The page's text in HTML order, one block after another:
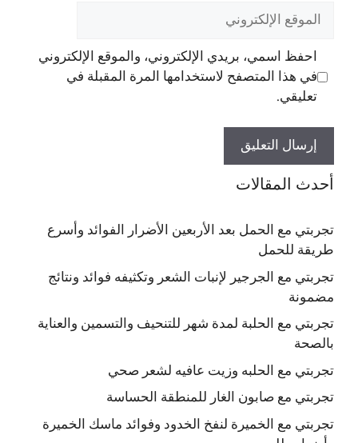
الموقع
الإلكتروني
احفظ اسمي، بريدي الإلكتروني، والموقع الإلكتروني
في هذا المتصفح لاستخدامها المرة المقبلة في
تعليقي.
أحدث المقالات
تجربتي مع الحمل بعد الأربعين الأضرار الفوائد وأسرع
طريقة للحمل
تجربتي مع الجرجير لإنبات الشعر وتكثيفه فوائد ونتائج
مضمونة
تجربتي مع الحلبة لمدة شهر للتنحيف والتسمين والعناية
بالصحة
تجربتي مع الحلبه وزيت عافيه لشعر صحي
تجربتي مع صابون الغار للمنطقة الحساسة
تجربتي مع الخميرة لنفخ الخدود وفوائد ماسك الخميرة